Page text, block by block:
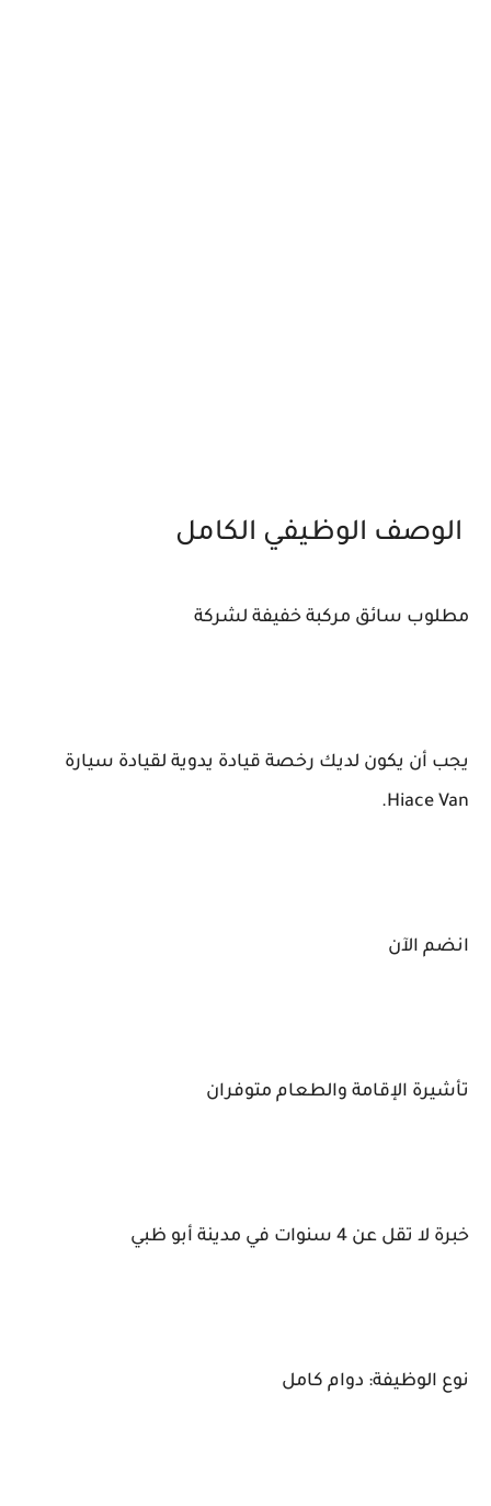
الوصف الوظيفي الكامل
مطلوب سائق مركبة خفيفة لشركة
يجب أن يكون لديك رخصة قيادة يدوية لقيادة سيارة
Hiace Van.
انضم الآن
تأشيرة الإقامة والطعام متوفران
خبرة لا تقل عن 4 سنوات في مدينة أبو ظبي
نوع الوظيفة: دوام كامل